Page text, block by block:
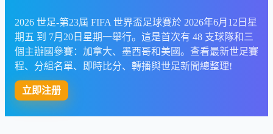
2026 世足-第23屆 FIFA 世界盃足球賽於 2026年6月12日星
期五 到 7月20日星期一舉行。這是首次有 48 支球隊和三
個主辦國參賽：加拿大、墨西哥和美國。查看最新世足賽
程、分組名單、即時比分、轉播與世足新聞總整理!
立即注册